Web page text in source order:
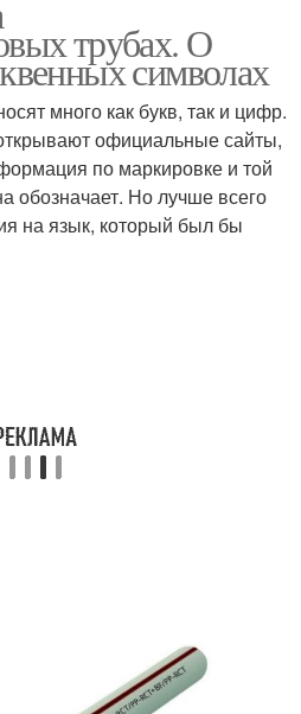
трубах. О
символах
много как букв, так и цифр.
официальные сайты,
по маркировке и той
обозначает. Но лучше всего
на язык, который был бы